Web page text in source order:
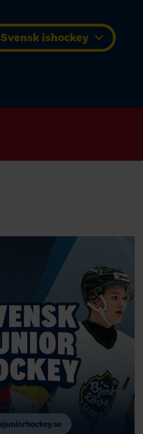
Svensk ishockey